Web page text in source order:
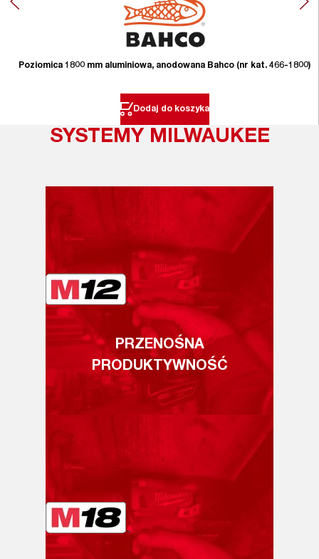
Poziomica 1800 mm aluminiowa, anodowana Bahco (nr kat. 466-1800)
Dodaj do koszyka
SYSTEMY MILWAUKEE
PRZENOŚNA
PRODUKTYWNOŚĆ